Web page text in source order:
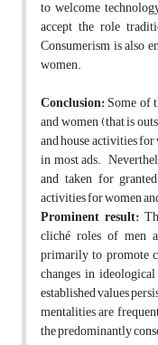
to welcome
accept the role
Consumerism is also
women.
Conclusion:Some of
and women (that is
and house activities
in most ads.
and taken for
activities for women
Prominent result:
cliché roles of men
primarily to promote
changes in
established values
mentalities are
the predominantly